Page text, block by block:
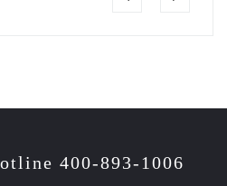
400-893-1006